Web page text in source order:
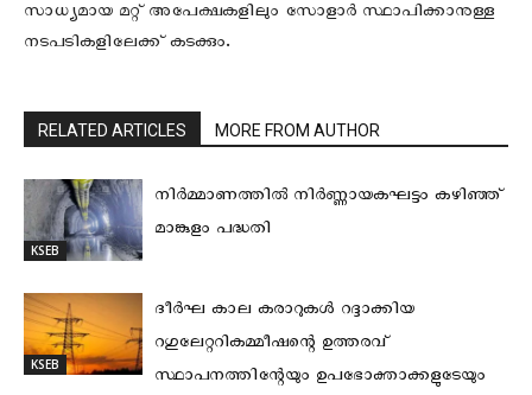
സാധ്യമായ മറ്റ് അപേക്ഷകളിലും സോളാര്‍ സ്ഥാപിക്കാനുള്ള
നടപടികളിലേക്ക് കടക്കും.
RELATED ARTICLES MORE FROM AUTHOR
KSEB
നിര്‍മ്മാണത്തില്‍ നിര്‍ണ്ണായകഘട്ടം കഴിഞ്ഞ്
മാങ്കുളം പദ്ധതി
KSEB
ദീര്‍ഘ കാല കരാറുകള്‍ റദ്ദാക്കിയ
റഗുലേറ്ററികമ്മീഷന്റെ ഉത്തരവ്
സ്ഥാപനത്തിന്റേയും ഉപഭോക്താക്കളുടേയും